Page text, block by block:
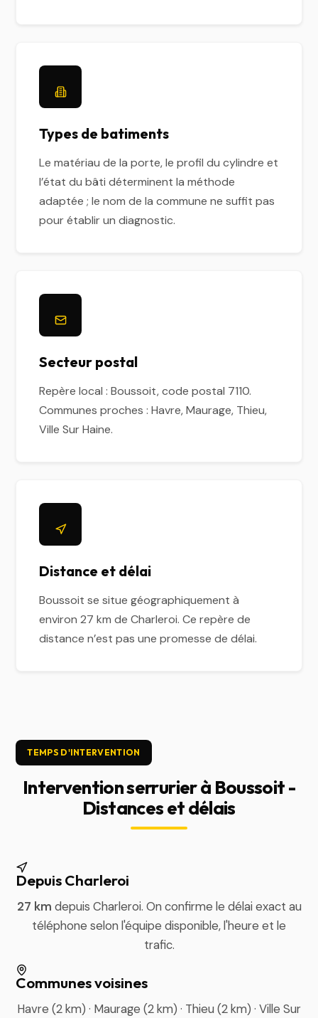
Types de batiments
Le matériau de la porte, le profil du cylindre et
l’état du bâti déterminent la méthode
adaptée ; le nom de la commune ne suffit pas
pour établir un diagnostic.
Secteur postal
Repère local : Boussoit, code postal 7110.
Communes proches : Havre, Maurage, Thieu,
Ville Sur Haine.
Distance et délai
Boussoit se situe géographiquement à
environ 27 km de Charleroi. Ce repère de
distance n’est pas une promesse de délai.
TEMPS D'INTERVENTION
Intervention serrurier à Boussoit -
Distances et délais
Depuis Charleroi
27 km depuis Charleroi. On confirme le délai exact au
téléphone selon l'équipe disponible, l'heure et le
trafic.
Communes voisines
Havre (2 km) · Maurage (2 km) · Thieu (2 km) · Ville Sur